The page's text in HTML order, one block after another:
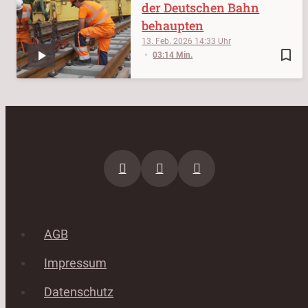
bookmark_border
13. Feb. 2026 14:33
03:14 Min.
der Deutschen Bahn
behaupten
AGB
Impressum
Datenschutz